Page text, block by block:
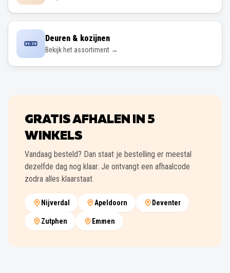
Deuren & kozijnen
Bekijk het assortiment →
GRATIS AFHALEN IN 5
WINKELS
Vandaag besteld? Dan staat je bestelling er meestal
dezelfde dag nog klaar. Je ontvangt een afhaalcode
zodra alles klaarstaat.
Nijverdal Apeldoorn Deventer
Zutphen Emmen